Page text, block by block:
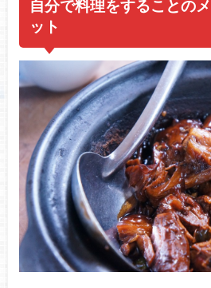
自分で料理をすることの
ット